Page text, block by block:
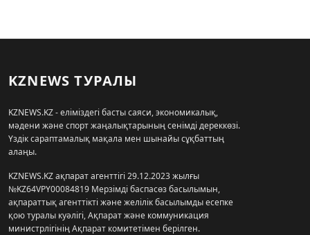
KZNEWS ТУРАЛЫ
KZNEWS.KZ - еліміздегі басты саяси, экономикалық,
мәдени және спорт жаңалықтарының сенімді дереккөзі.
Үздік сараптамалық мақала мен шынайы сұқбаттың
алаңы.
KZNEWS.KZ ақпарат агенттігі 29.12.2023 жылғы
№KZ64VPY00084819 Мерзімді баспасөз басылымын,
ақпараттық агенттікті және желілік басылымды есепке
қою туралы куәлігі, Ақпарат және коммуникация
министрлігінің Ақпарат комитетімен берілген.